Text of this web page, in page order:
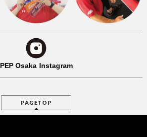
PEP Osaka Instagram
PAGETOP